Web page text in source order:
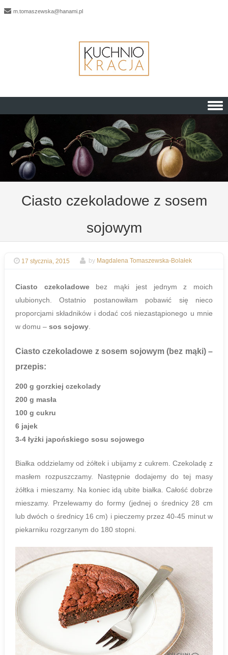
m.tomaszewska@hanami.pl
Skip to content
Ciasto czekoladowe z sosem
sojowym
17 stycznia, 2015 by Magdalena Tomaszewska-Bolałek
Ciasto czekoladowebez mąki jest jednym z moich
ulubionych. Ostatnio postanowiłam pobawić się nieco
proporcjami składników i dodać coś niezastąpionego u mnie
w domu – sos sojowy.
Ciasto czekoladowe z sosem sojowym (bez mąki)–
przepis:
200 g gorzkiej czekolady
200 g masła
100 g cukru
6 jajek
3-4 łyżki japońskiego sosu sojowego
Białka oddzielamy od żółtek i ubijamy z cukrem. Czekoladę z
masłem rozpuszczamy. Następnie dodajemy do tej masy
żółtka i mieszamy. Na koniec idą ubite białka. Całość dobrze
mieszamy. Przelewamy do formy (jednej o średnicy 28 cm
lub dwóch o średnicy 16 cm) i pieczemy przez 40-45 minut w
piekarniku rozgrzanym do 180 stopni.